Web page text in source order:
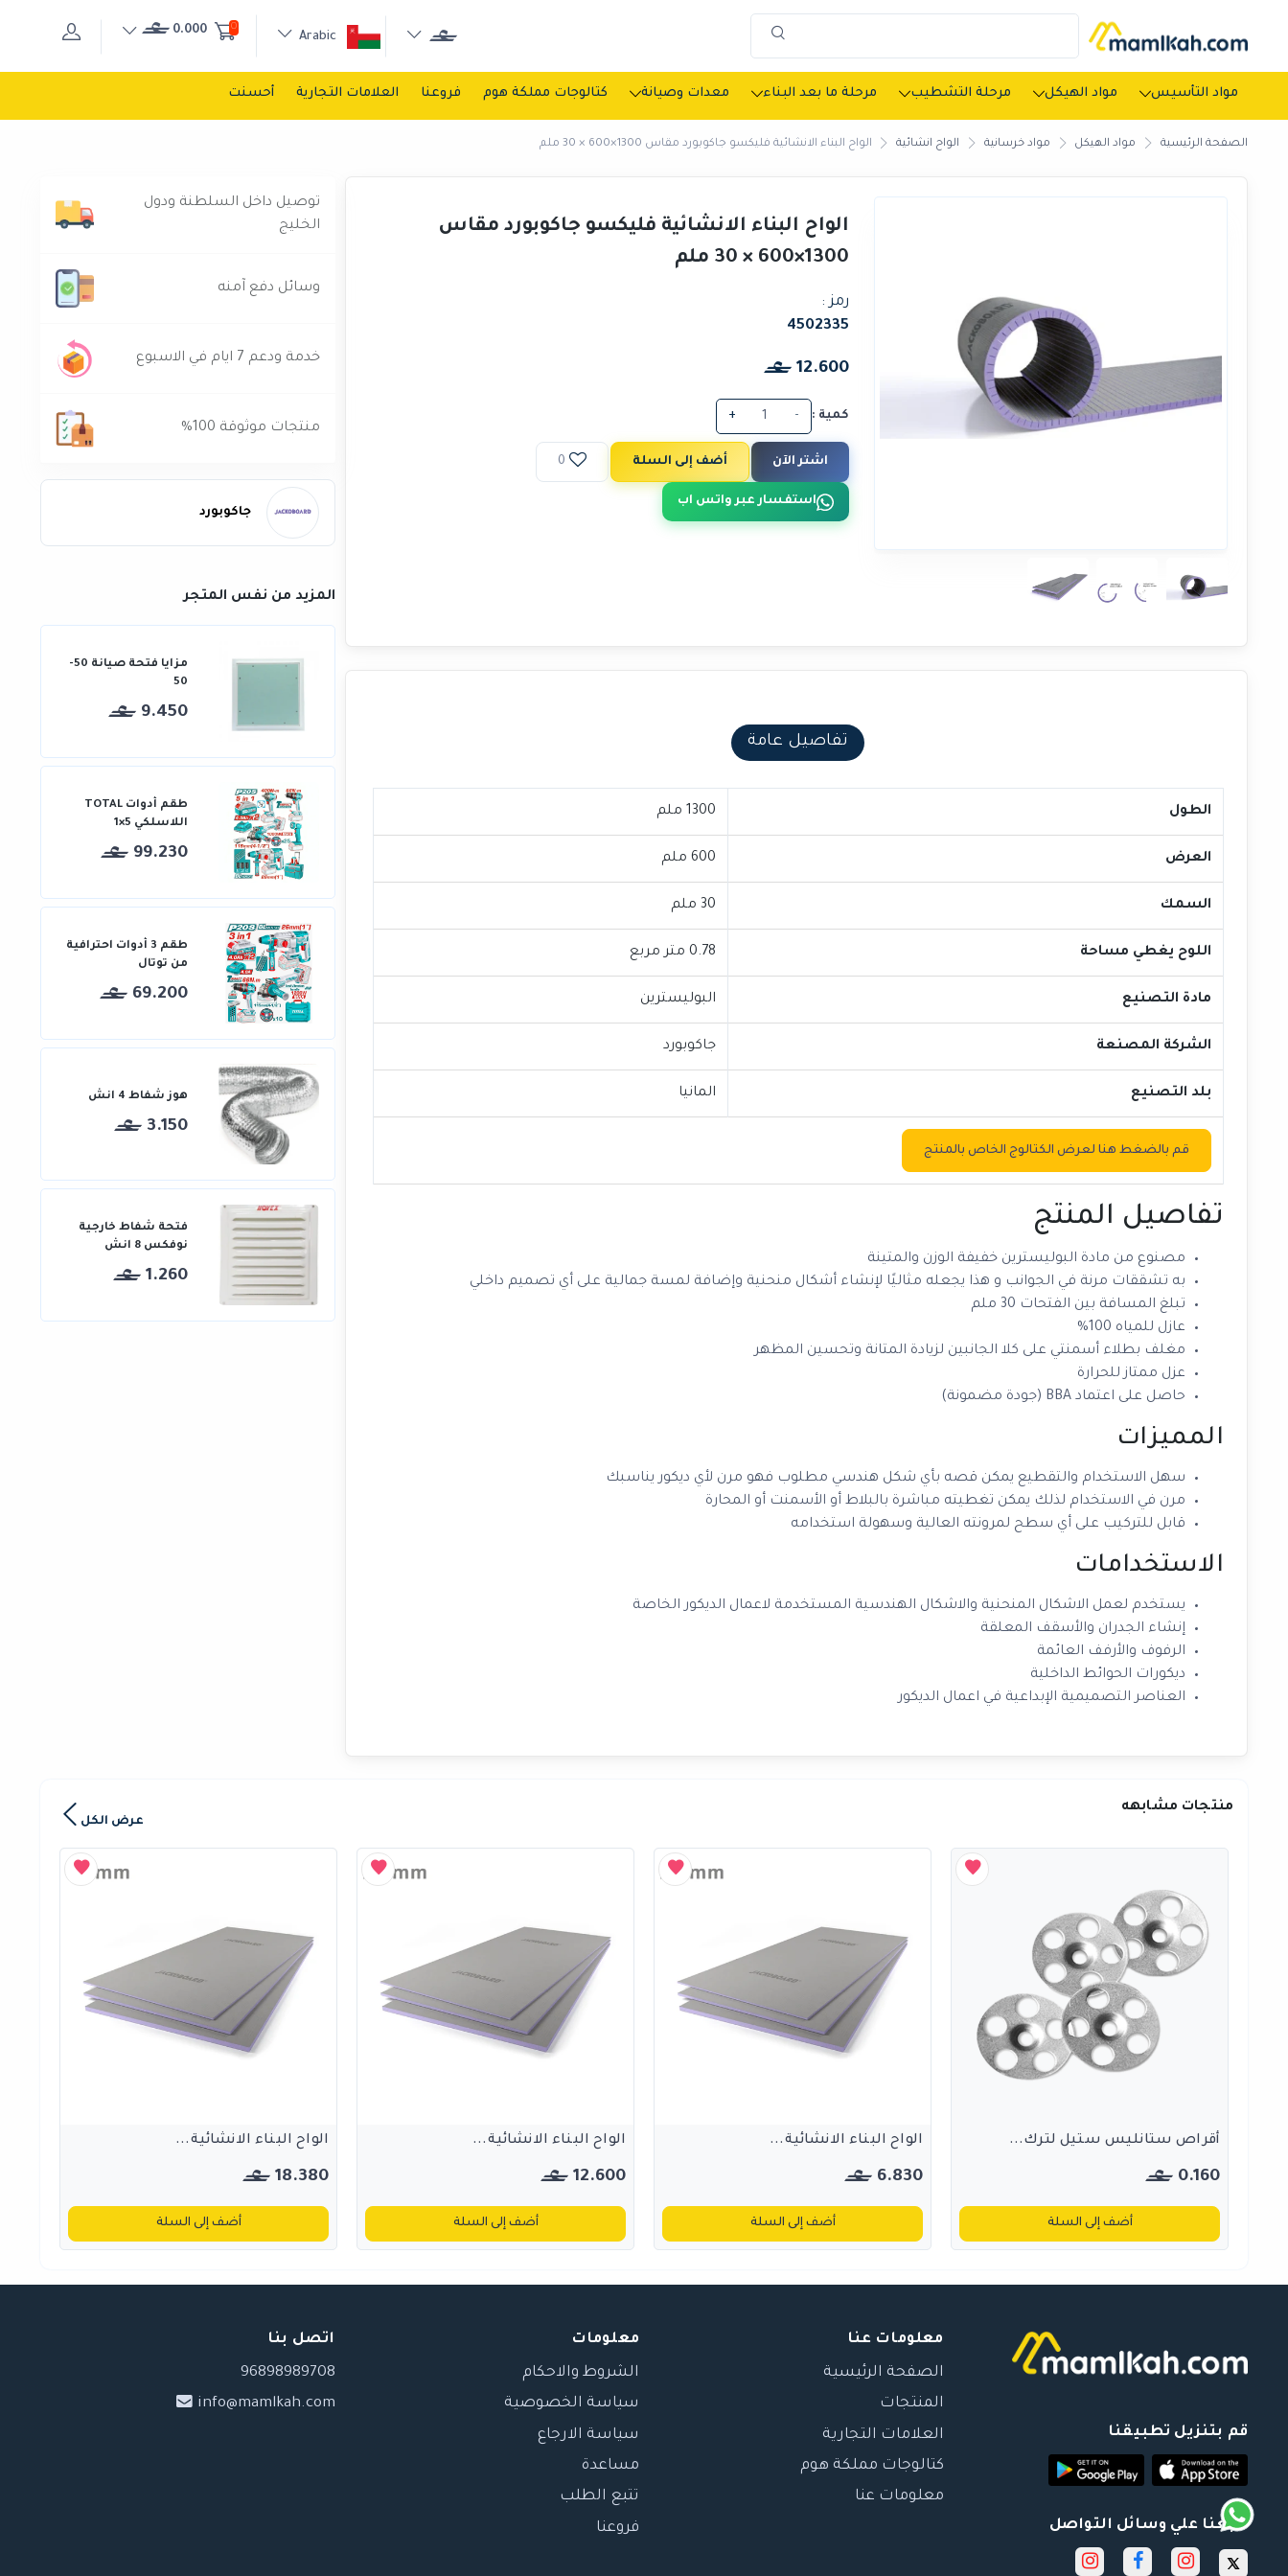
0
0.000
مواد التأسيس مواد الهيكل مرحلة التشطيب مرحلة ما بعد البناء معدات وصيانة كتالوجات مملكة هوم فروعنا العلامات التجارية أحسنت
الصفحة الرئيسية مواد الهيكل مواد خرسانية الواح انشائية الواح البناء الانشائية فليكسو جاكوبورد مقاس 1300×600 × 30 ملم
الواح البناء الانشائية فليكسو جاكوبورد مقاس
1300×600 × 30 ملم
رمز :
4502335
12.600
كمية : -
+
اشتر الآن أضف إلى السلة 0
استفسار عبر واتس اب
تفاصيل عامة
الطول 1300 ملم
العرض 600 ملم
السمك 30 ملم
اللوح يغطي مساحة 0.78 متر مربع
مادة التصنيع البوليسترين
الشركة المصنعة جاكوبورد
بلد التصنيع المانيا
قم بالضغط هنا لعرض الكتالوج الخاص بالمنتج
تفاصيل المنتج
مصنوع من مادة البوليسترين خفيفة الوزن والمتينة
به تشققات مرنة في الجوانب و هذا يجعله مثاليًا لإنشاء أشكال منحنية وإضافة لمسة جمالية على أي تصميم داخلي
تبلغ المسافة بين الفتحات 30 ملم
عازل للمياه 100%
مغلف بطلاء أسمنتي على كلا الجانبين لزيادة المتانة وتحسين المظهر
عزل ممتاز للحرارة
حاصل على اعتماد BBA (جودة مضمونة)
المميزات
سهل الاستخدام والتقطيع يمكن قصه بأي شكل هندسي مطلوب فهو مرن لأي ديكور يناسبك
مرن في الاستخدام لذلك يمكن تغطيته مباشرة بالبلاط أو الأسمنت أو المحارة
قابل للتركيب على أي سطح لمرونته العالية وسهولة استخدامه
الاستخدامات
يستخدم لعمل الاشكال المنحنية والاشكال الهندسية المستخدمة لاعمال الديكور الخاصة
إنشاء الجدران والأسقف المعلقة
الرفوف والأرفف العائمة
ديكورات الحوائط الداخلية
العناصر التصميمية الإبداعية في اعمال الديكور
توصيل داخل السلطنة ودول
الخليج
وسائل دفع آمنه
خدمة ودعم 7 ايام في الاسبوع
منتجات موثوقة 100%
جاكوبورد
المزيد من نفس المتجر
مزايا فتحة صيانة 50-
50
9.450
طقم أدوات TOTAL
اللاسلكي 5×1
99.230
طقم 3 أدوات احترافية
من توتال
69.200
هوز شفاط 4 انش
3.150
فتحة شفاط خارجية
نوفكس 8 انش
1.260
منتجات مشابهه
عرض الكل
أقراص ستانليس ستيل لترك...
0.160
أضف إلى السلة
الواح البناء الانشائية...
6.830
أضف إلى السلة
الواح البناء الانشائية...
12.600
أضف إلى السلة
الواح البناء الانشائية...
18.380
أضف إلى السلة
قم بتنزيل تطبيقنا
تابعنا علي وسائل التواصل
معلومات عنا
الصفحة الرئيسية
المنتجات
العلامات التجارية
كتالوجات مملكة هوم
معلومات عنا
معلومات
الشروط والاحكام
سياسة الخصوصية
سياسة الارجاع
مساعدة
تتبع الطلب
فروعنا
اتصل بنا
96898989708
info@mamlkah.com